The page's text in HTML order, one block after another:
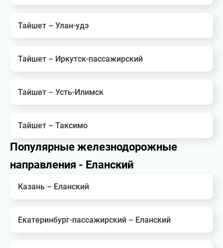
Тайшет – Улан-удэ
Тайшет – Иркутск-пассажирский
Тайшет – Усть-Илимск
Тайшет – Таксимо
Популярные железнодорожные
направления - Еланский
Казань – Еланский
Екатеринбург-пассажирский – Еланский